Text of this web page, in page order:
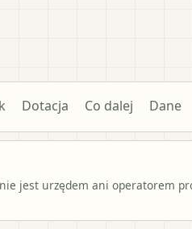
Dotacja Co dalej Dane
jest urzędem ani